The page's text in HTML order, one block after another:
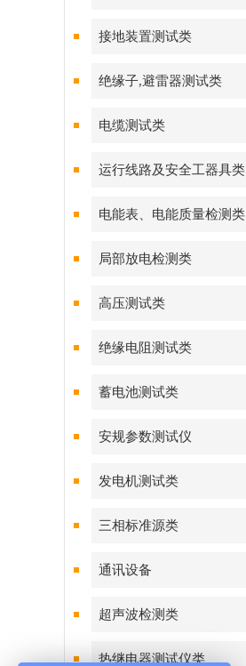
接地装置测试类
绝缘子,避雷器测试类
电缆测试类
运行线路及安全工器具类
电能表、电能质量检测类
局部放电检测类
高压测试类
绝缘电阻测试类
蓄电池测试类
安规参数测试仪
发电机测试类
三相标准源类
通讯设备
超声波检测类
热继电器测试仪类